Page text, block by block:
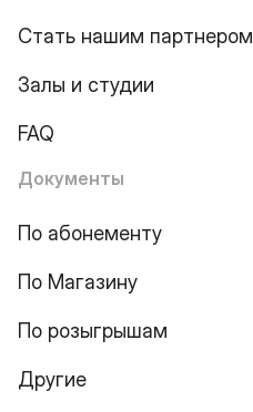
Стать нашим партнером
Залы и студии
FAQ
Документы
По абонементу
По Магазину
По розыгрышам
Другие